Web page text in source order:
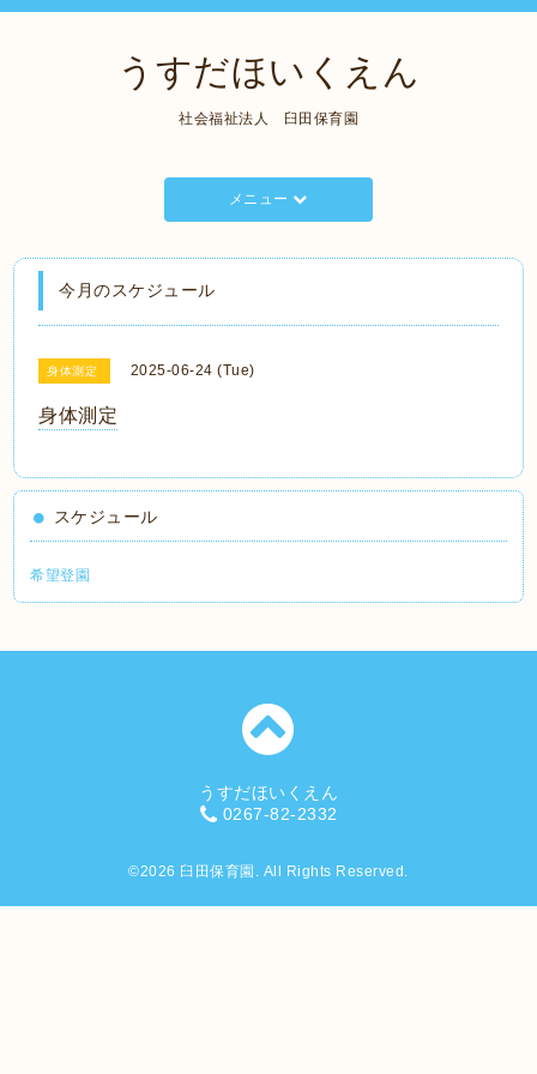
うすだほいくえん
社会福祉法人 臼田保育園
メニュー
今月のスケジュール
身体測定 2025-06-24 (Tue)
身体測定
スケジュール
希望登園
うすだほいくえん
0267-82-2332
©2026 臼田保育園 . All Rights Reserved.